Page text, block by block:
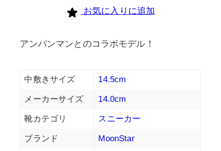
お気に入りに追加
アンパンマンとのコラボモデル！
中敷きサイズ 14.5cm
メーカーサイズ 14.0cm
靴カテゴリ スニーカー
ブランド MoonStar